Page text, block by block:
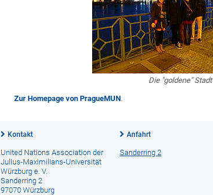
Die "goldene" Stadt
Zur Homepage von PragueMUN.
Kontakt
United Nations Association der
Julius-Maximilians-Universität
Würzburg e. V.
Sanderring 2
97070 Würzburg
Anfahrt
Sanderring 2